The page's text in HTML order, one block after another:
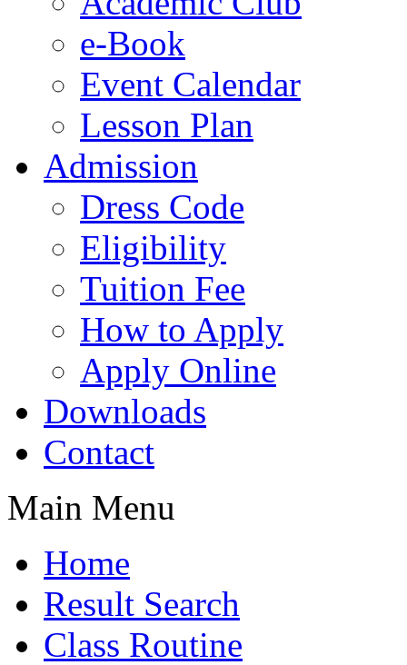
e-Book
Event Calendar
Lesson Plan
Admission
Dress Code
Eligibility
Tuition Fee
How to Apply
Apply Online
Downloads
Contact
Main Menu
Home
Result Search
Class Routine